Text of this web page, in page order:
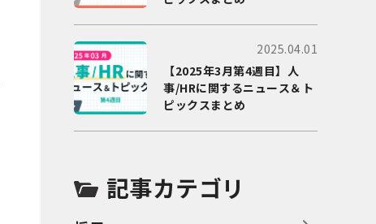
2025.04.01
【2025年3月第4週目】人
事/HRに関するニュース＆ト
ピックスまとめ
記事カテゴリ